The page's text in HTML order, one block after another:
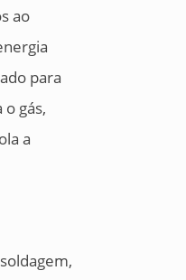
ao
para
gás,
a